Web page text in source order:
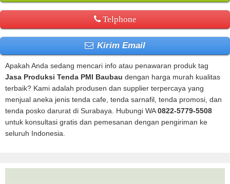
Telphone
Kirim Email
Apakah Anda sedang mencari info atau penawaran produk tag
Jasa Produksi Tenda PMI Baubau dengan harga murah kualitas
terbaik? Kami adalah produsen dan supplier terpercaya yang
menjual aneka jenis tenda cafe, tenda sarnafil, tenda promosi, dan
tenda posko darurat di Surabaya. Hubungi WA0822-5779-5508
untuk konsultasi gratis dan pemesanan dengan pengiriman ke
seluruh Indonesia.